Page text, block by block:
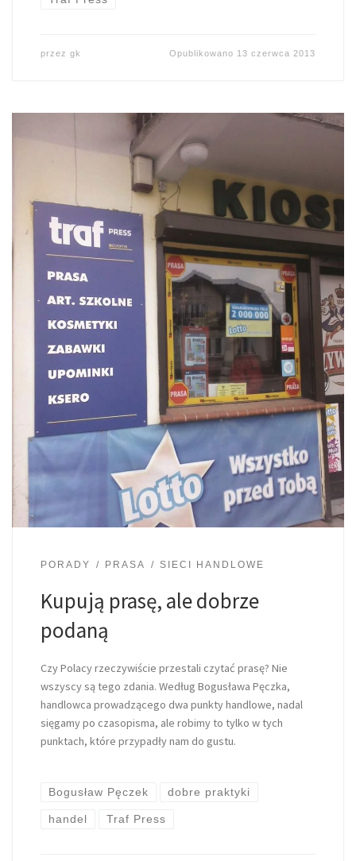
przez gk Opublikowano 13 czerwca 2013
PORADY PRASA SIECI HANDLOWE
Kupują prasę, ale dobrze
podaną
Czy Polacy rzeczywiście przestali czytać prasę? Nie
wszyscy są tego zdania. Według Bogusława Pęczka,
handlowca prowadzącego dwa punkty handlowe, nadal
sięgamy po czasopisma, ale robimy to tylko w tych
punktach, które przypadły nam do gustu.
Bogusław Pęczek dobre praktyki
handel Traf Press